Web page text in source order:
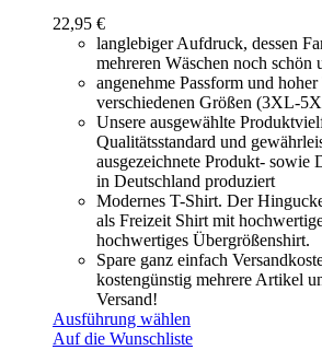
22,95 €
langlebiger Aufdruck, dessen
mehreren Wäschen noch schön
angenehme Passform und
verschiedenen Größen (3XL-
Unsere ausgewählte
Qualitätsstandard und
ausgezeichnete Produkt-
in Deutschland produziert
Modernes T-Shirt. Der
als Freizeit Shirt mit
hochwertiges Übergrößenshirt.
Spare ganz einfach
kostengünstig mehrere Artikel
Versand!
Ausführung wählen
Auf die Wunschliste